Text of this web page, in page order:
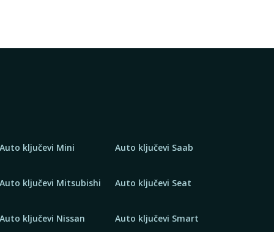
Auto ključevi Mini
Auto ključevi Mitsubishi
Auto ključevi Nissan
Auto ključevi Saab
Auto ključevi Seat
Auto ključevi Smart